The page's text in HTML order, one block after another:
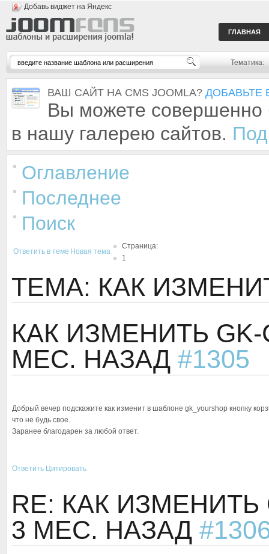
Добавь виджет на Яндекс
ГЛАВНАЯ
Тематика:
ВАШ САЙТ НА CMS JOOMLA? ДОБАВЬТЕ
Вы можете совершенно
в нашу галерею сайтов.
Оглавление
Последнее
Поиск
Ответить в теме Новая тема
Страница:
1
ТЕМА: КАК
КАК ИЗМЕНИТЬ GK-
МЕС. НАЗАД #1305
Добрый вечер подскажите как изменит в шаблоне gk_yourshop кнопку
что не будь свое.
Заранее благодарен за любой ответ.
Ответить Цитировать
RE: КАК ИЗМЕНИТЬ
3 МЕС. НАЗАД